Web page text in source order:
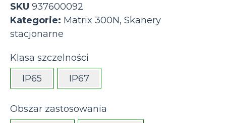
SKU 937600092
Kategorie: Matrix 300N, Skanery
stacjonarne
Klasa szczelności
IP65
IP67
Obszar zastosowania